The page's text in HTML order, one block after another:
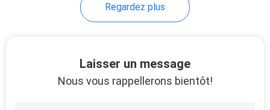
Tapis de plancher
Regardez plus
Laisser un message
Nous vous rappellerons bientôt!